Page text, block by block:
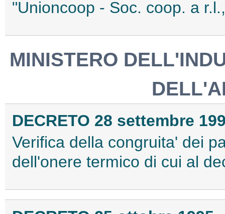
"Unioncoop - Soc. coop. a
MINISTERO
DECRETO 28 settembre
Verifica della congruita' dei
dell'onere termico di cui al